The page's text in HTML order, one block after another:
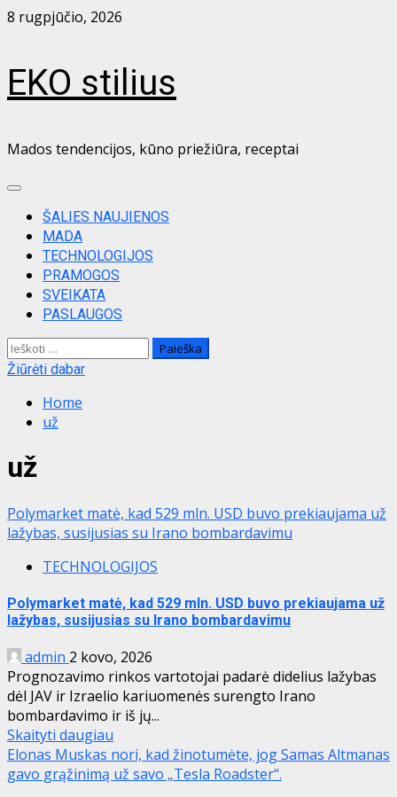
Skip
8 rugpjūčio, 2026
EKO stilius
Mados tendencijos, kūno priežiūra, receptai
Primary
MenuŠALIES NAUJIENOS
MADA
TECHNOLOGIJOS
PRAMOGOS
SVEIKATA
PASLAUGOS
Ieškoti:
Žiūrėti dabar
Home
už
už
Polymarket matė, kad 529 mln. USD buvo prekiaujama už
lažybas, susijusias su Irano bombardavimu
TECHNOLOGIJOS
Polymarket matė, kad 529 mln. USD buvo prekiaujama už
lažybas, susijusias su Irano bombardavimu
admin 2 kovo, 2026
Prognozavimo rinkos vartotojai padarė didelius lažybas
dėl JAV ir Izraelio kariuomenės surengto Irano
bombardavimo ir iš jų...
Skaityti daugiau
Elonas Muskas nori, kad žinotumėte, jog Samas Altmanas
gavo grąžinimą už savo „Tesla Roadster“.